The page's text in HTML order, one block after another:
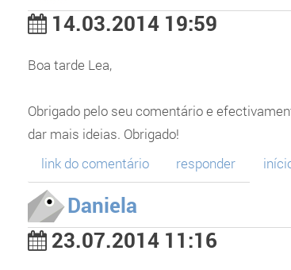
14.03.2014 19:59
Boa tarde Lea,
Obrigado pelo seu comentário e
dar mais ideias. Obrigado!
link do comentário
responder
Daniela
23.07.2014 11:16